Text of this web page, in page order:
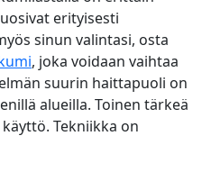
erityisesti
sinun valintasi, osta
, joka voidaan vaihtaa
suurin haittapuoli on
alueilla. Toinen tärkeä
Tekniikka on